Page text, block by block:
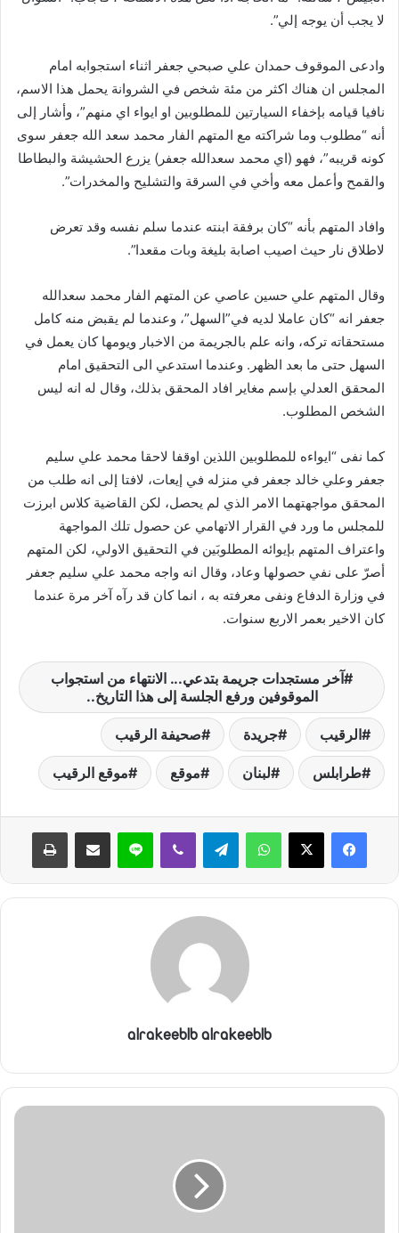
لا يجب أن يوجه إلي”.
وادعى الموقوف حمدان علي صبحي جعفر اثناء استجوابه امام
المجلس ان هناك اكثر من مئة شخص في الشروانة يحمل هذا الاسم،
نافيا قيامه بإخفاء السيارتين للمطلوبين او ايواء اي منهم”، وأشار إلى
أنه “مطلوب وما شراكته مع المتهم الفار محمد سعد الله جعفر سوى
كونه قريبه”، فهو (اي محمد سعدالله جعفر) يزرع الحشيشة والبطاطا
والقمح وأعمل معه وأخي في السرقة والتشليح والمخدرات”.
وافاد المتهم بأنه “كان برفقة ابنته عندما سلم نفسه وقد تعرض
لاطلاق نار حيث اصيب اصابة بليغة وبات مقعدا”.
وقال المتهم علي حسين عاصي عن المتهم الفار محمد سعدالله
جعفر انه “كان عاملا لديه في”السهل”، وعندما لم يقبض منه كامل
مستحقاته تركه، وانه علم بالجريمة من الاخبار ويومها كان يعمل في
السهل حتى ما بعد الظهر. وعندما استدعي الى التحقيق امام
المحقق العدلي بإسم مغاير افاد المحقق بذلك، وقال له انه ليس
الشخص المطلوب.
كما نفى “ايواءه للمطلوبين اللذين اوقفا لاحقا محمد علي سليم
جعفر وعلي خالد جعفر في منزله في إيعات، لافتا إلى انه طلب من
المحقق مواجهتهما الامر الذي لم يحصل، لكن القاضية كلاس ابرزت
للمجلس ما ورد في القرار الاتهامي عن حصول تلك المواجهة
واعتراف المتهم بإيوائه المطلوبَين في التحقيق الاولي، لكن المتهم
أصرّ على نفي حصولها وعاد، وقال انه واجه محمد علي سليم جعفر
في وزارة الدفاع ونفى معرفته به ، انما كان قد رآه آخر مرة عندما
كان الاخير بعمر الاربع سنوات.
آخر مستجدات جريمة بتدعي... الانتهاء من استجواب
الموقوفين ورفع الجلسة إلى هذا التاريخ..
الرقيب جريدة صحيفة الرقيب
طرابلس لبنان موقع موقع الرقيب
واتساب لاين
alrakeeblb alrakeeblb